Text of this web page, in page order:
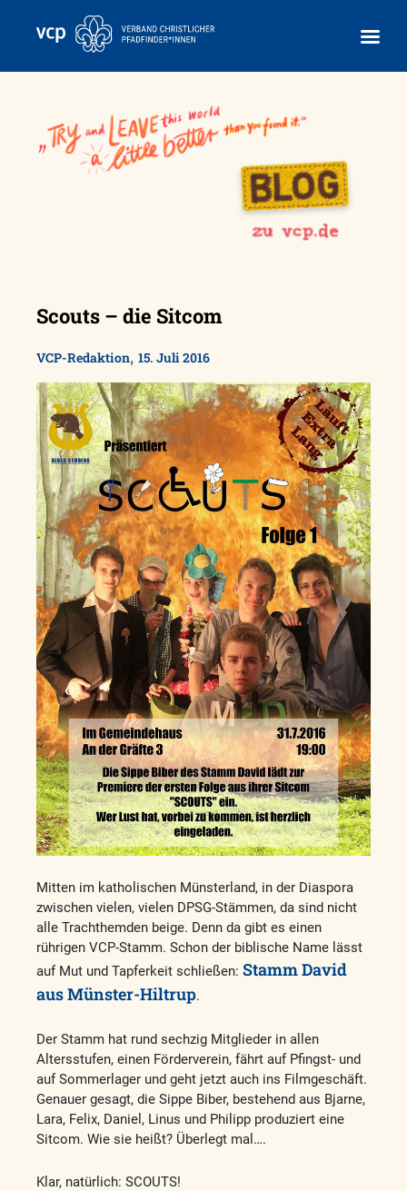
Scouts – die Sitcom
VCP-Redaktion, 15. Juli 2016
Mitten im katholischen Münsterland, in der Diaspora
zwischen vielen, vielen DPSG-Stämmen, da sind nicht
alle Trachthemden beige. Denn da gibt es einen
rührigen VCP-Stamm. Schon der biblische Name lässt
auf Mut und Tapferkeit schließen: Stamm David
aus Münster-Hiltrup.
Der Stamm hat rund sechzig Mitglieder in allen
Altersstufen, einen Förderverein, fährt auf Pfingst- und
auf Sommerlager und geht jetzt auch ins Filmgeschäft.
Genauer gesagt, die Sippe Biber, bestehend aus Bjarne,
Lara, Felix, Daniel, Linus und Philipp produziert eine
Sitcom. Wie sie heißt? Überlegt mal….
Klar, natürlich: SCOUTS!